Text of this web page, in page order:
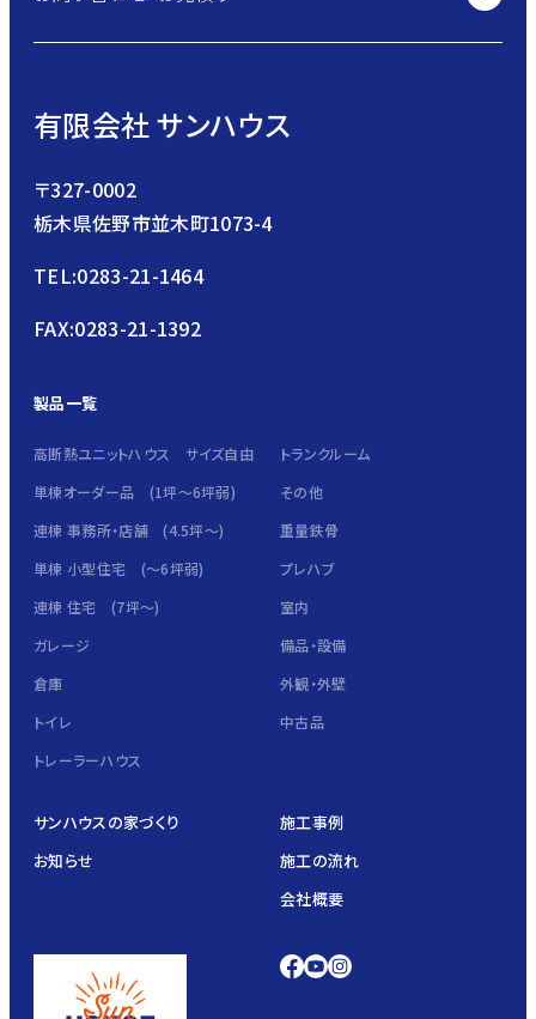
有限会社 サンハウス
〒327-0002
栃木県佐野市並木町1073-4
TEL:0283-21-1464
FAX:0283-21-1392
製品一覧
高断熱ユニットハウス サイズ自由
トランクルーム
単棟オーダー品 (1坪～6坪弱)
その他
連棟 事務所・店舗 (4.5坪～)
重量鉄骨
単棟 小型住宅 (～6坪弱)
プレハブ
連棟 住宅 (7坪～)
室内
ガレージ
備品・設備
倉庫
外観・外壁
トイレ
中古品
トレーラーハウス
サンハウスの家づくり
お知らせ
施工事例
施工の流れ
会社概要